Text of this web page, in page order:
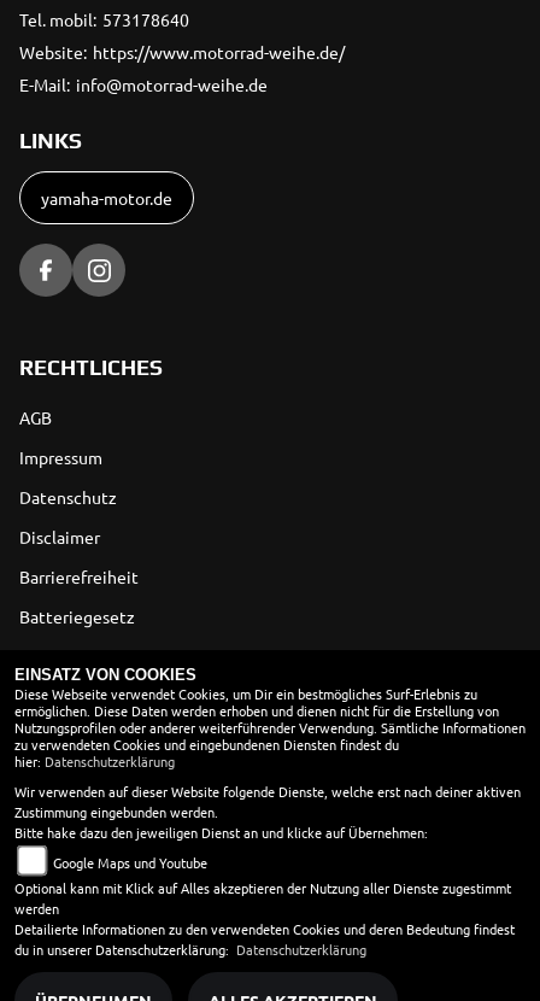
Tel. mobil: 573178640
Website: https://www.motorrad-weihe.de/
E-Mail: info@motorrad-weihe.de
LINKS
yamaha-motor.de
RECHTLICHES
AGB
Impressum
Datenschutz
Disclaimer
Barrierefreiheit
Batteriegesetz
ÖFFNUNGSZEITEN
Montag:
08:30 - 18:00
Dienstag:
08:30 - 18:00
Mittwoch:
08:30 - 18:00
Donnerstag:
08:30 - 18:00
Freitag:
08:30 - 18:00
Samstag:
08:30 - 14:00
Sonntag:
geschlossen
EINSATZ VON COOKIES
Diese Webseite verwendet Cookies, um Dir ein bestmögliches Surf-Erlebnis zu
ermöglichen. Diese Daten werden erhoben und dienen nicht für die Erstellung von
Nutzungsprofilen oder anderer weiterführender Verwendung. Sämtliche Informationen
zu verwendeten Cookies und eingebundenen Diensten findest du
hier: Datenschutzerklärung
Wir verwenden auf dieser Website folgende Dienste, welche erst nach deiner aktiven
Zustimmung eingebunden werden.
Bitte hake dazu den jeweiligen Dienst an und klicke auf Übernehmen:
Google Maps und Youtube
Optional kann mit Klick auf Alles akzeptieren der Nutzung aller Dienste zugestimmt
werden
Detailierte Informationen zu den verwendeten Cookies und deren Bedeutung findest
du in unserer Datenschutzerklärung: Datenschutzerklärung